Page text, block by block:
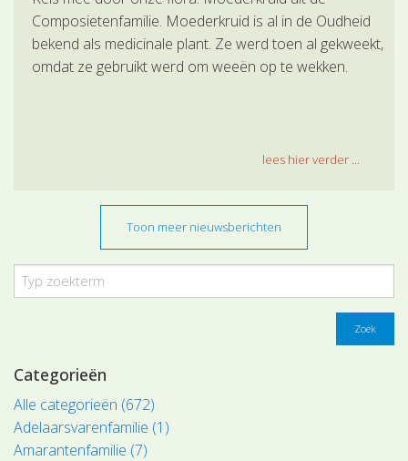
Composietenfamilie. Moederkruid is al in de Oudheid
bekend als medicinale plant. Ze werd toen al gekweekt,
omdat ze gebruikt werd om weeën op te wekken.
lees hier verder ...
Toon meer nieuwsberichten
Zoek
Categorieën
Alle categorieën (672)
Adelaarsvarenfamilie (1)
Amarantenfamilie (7)